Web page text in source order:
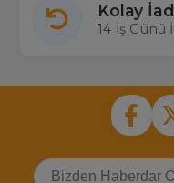
Kolay
14 İş Günü